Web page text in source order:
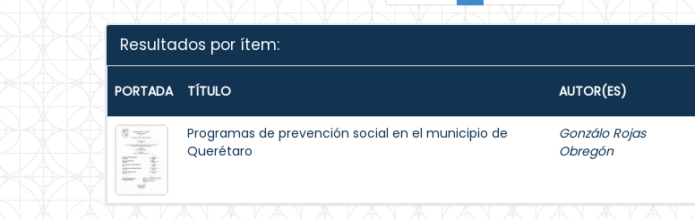
Resultados por ítem:
PORTADA TÍTULO AUTOR(ES)
Programas de prevención social en el municipio de
Querétaro
Gonzálo Rojas
Obregón